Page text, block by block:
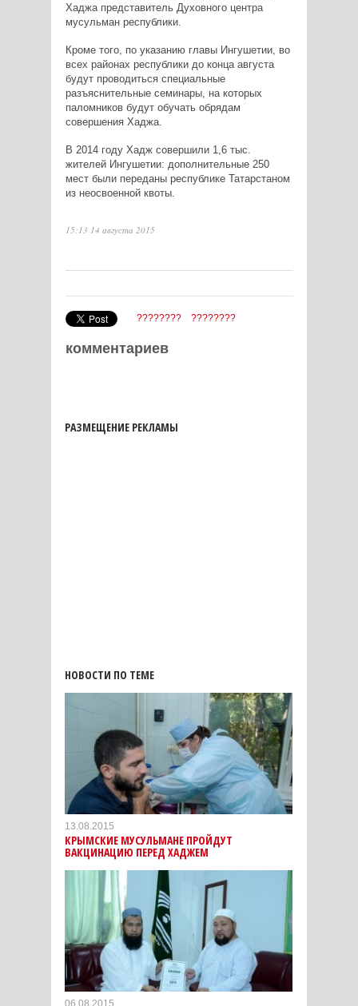
Хаджа представитель Духовного центра
мусульман республики.
Кроме того, по указанию главы Ингушетии, во
всех районах республики до конца августа
будут проводиться специальные
разъяснительные семинары, на которых
паломников будут обучать обрядам
совершения Хаджа.
В 2014 году Хадж совершили 1,6 тыс.
жителей Ингушетии: дополнительные 250
мест были переданы республике Татарстаном
из неосвоенной квоты.
15:13 14 августа 2015
???????? ????????
комментариев
РАЗМЕЩЕНИЕ РЕКЛАМЫ
НОВОСТИ ПО ТЕМЕ
13.08.2015
КРЫМСКИЕ МУСУЛЬМАНЕ ПРОЙДУТ
ВАКЦИНАЦИЮ ПЕРЕД ХАДЖЕМ
06.08.2015